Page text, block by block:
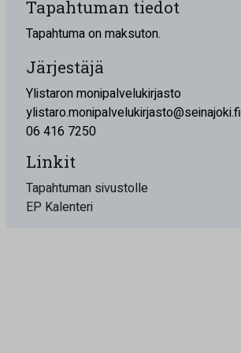
Tapahtuman tiedot
Tapahtuma on maksuton.
Järjestäjä
Ylistaron monipalvelukirjasto
ylistaro.monipalvelukirjasto@seinajoki.fi
06 416 7250
Linkit
Tapahtuman sivustolle
EP Kalenteri